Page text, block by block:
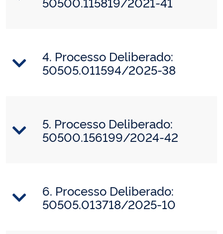
4. Processo Deliberado:
50505.011594/2025-38
5. Processo Deliberado:
50500.156199/2024-42
6. Processo Deliberado:
50505.013718/2025-10